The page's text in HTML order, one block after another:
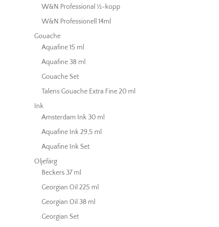
W&N Professional ½-kopp
W&N Professionell 14ml
Gouache
Aquafine 15 ml
Aquafine 38 ml
Gouache Set
Talens Gouache Extra Fine 20 ml
Ink
Amsterdam Ink 30 ml
Aquafine Ink 29,5 ml
Aquafine Ink Set
Oljefärg
Beckers 37 ml
Georgian Oil 225 ml
Georgian Oil 38 ml
Georgian Set